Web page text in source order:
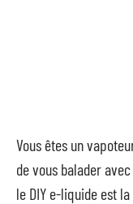
Vous êtes un
de vous balader
le DIY e-liquide est